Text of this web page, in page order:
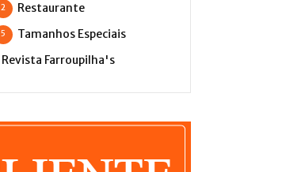
Restaurante
2
Tamanhos Especiais
5
Revista Farroupilha's